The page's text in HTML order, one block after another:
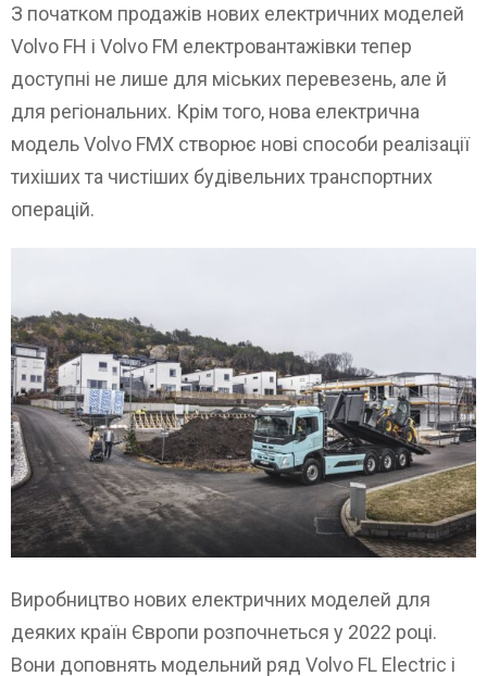
З початком продажів нових електричних моделей
Volvo FH і Volvo FM електровантажівки тепер
доступні не лише для міських перевезень, але й
для регіональних. Крім того, нова електрична
модель Volvo FMX створює нові способи реалізації
тихіших та чистіших будівельних транспортних
операцій.
Виробництво нових електричних моделей для
деяких країн Європи розпочнеться у 2022 році.
Вони доповнять модельний ряд Volvo FL Electric і